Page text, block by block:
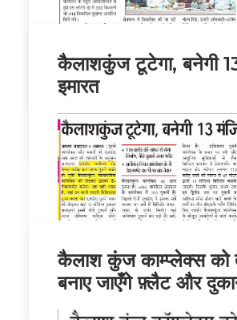
by ldaadmin
by ldaadmin
कैलाशकुंज टूटेगा, बनेगी
इमारत
by ldaadmin
कैलाश कुंज काम्प्लेक्स को
बनाए जाएँगे फ़्लैट और